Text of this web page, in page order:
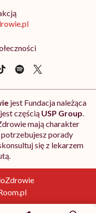
jest Fundacja należąca
częścią USP Group.
mają charakter
porady
się z lekarzem